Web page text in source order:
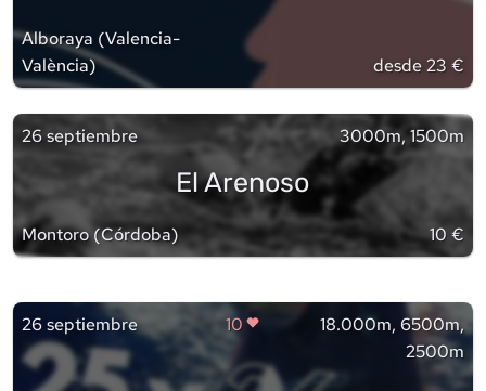
Alboraya (Valencia-
València) desde 23 €
26 septiembre 3000m, 1500m
El Arenoso
Montoro(Córdoba) 10 €
26 septiembre 10
18.000m, 6500m,
2500m